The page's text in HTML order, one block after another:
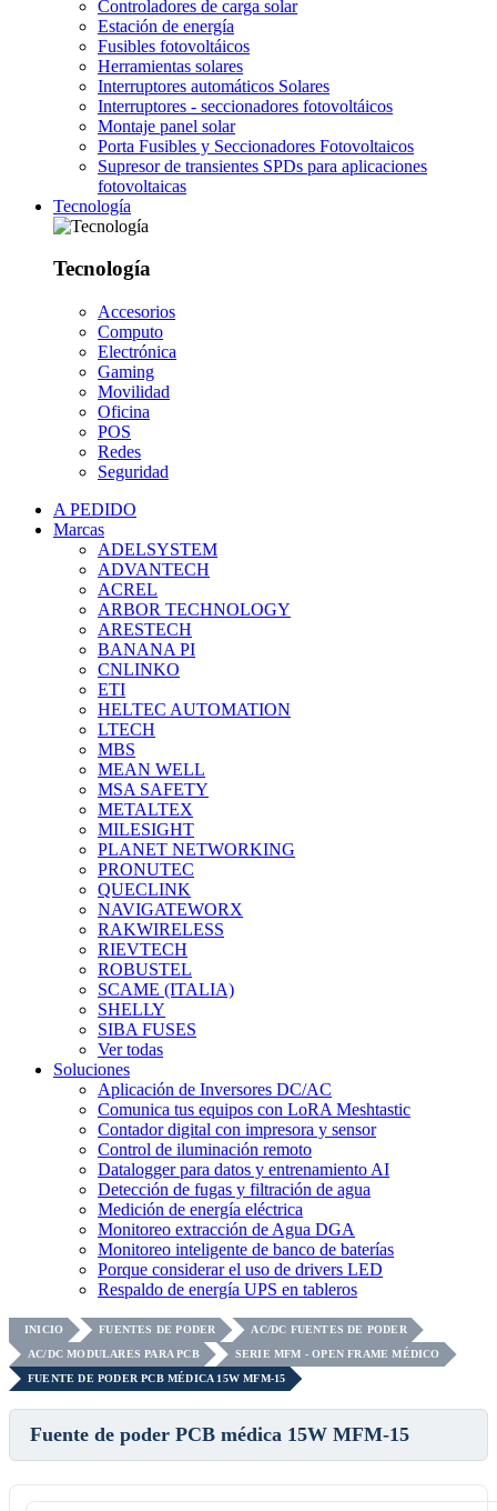
Controladores de carga solar
Estación de energía
Fusibles fotovoltáicos
Herramientas solares
Interruptores automáticos Solares
Interruptores - seccionadores fotovoltáicos
Montaje panel solar
Porta Fusibles y Seccionadores Fotovoltaicos
Supresor de transientes SPDs para aplicaciones
fotovoltaicas
Tecnología
Tecnología
Accesorios
Computo
Electrónica
Gaming
Movilidad
Oficina
POS
Redes
Seguridad
A PEDIDO
Marcas
ADELSYSTEM
ADVANTECH
ACREL
ARBOR TECHNOLOGY
ARESTECH
BANANA PI
CNLINKO
ETI
HELTEC AUTOMATION
LTECH
MBS
MEAN WELL
MSA SAFETY
METALTEX
MILESIGHT
PLANET NETWORKING
PRONUTEC
QUECLINK
NAVIGATEWORX
RAKWIRELESS
RIEVTECH
ROBUSTEL
SCAME (ITALIA)
SHELLY
SIBA FUSES
Ver todas
Soluciones
Aplicación de Inversores DC/AC
Comunica tus equipos con LoRA Meshtastic
Contador digital con impresora y sensor
Control de iluminación remoto
Datalogger para datos y entrenamiento AI
Detección de fugas y filtración de agua
Medición de energía eléctrica
Monitoreo extracción de Agua DGA
Monitoreo inteligente de banco de baterías
Porque considerar el uso de drivers LED
Respaldo de energía UPS en tableros
INICIO FUENTES DE PODER
AC/DC FUENTES DE PODER
AC/DC MODULARES PARA PCB
SERIE MFM - OPEN FRAME MÉDICO
FUENTE DE PODER PCB MÉDICA 15W MFM-15
Fuente de poder PCB médica 15W MFM-15